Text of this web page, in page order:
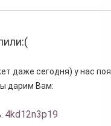
даже сегодня) у нас
дарим Вам:
4kd12n3p19